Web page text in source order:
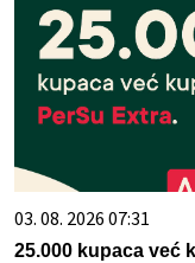
03. 08. 2026 07:31
25.000 kupaca već